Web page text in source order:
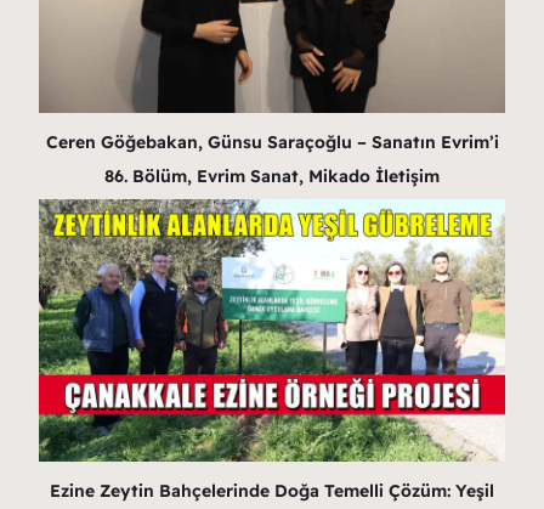
Ceren Göğebakan, Günsu Saraçoğlu – Sanatın Evrim’i
86. Bölüm, Evrim Sanat, Mikado İletişim
Ezine Zeytin Bahçelerinde Doğa Temelli Çözüm: Yeşil